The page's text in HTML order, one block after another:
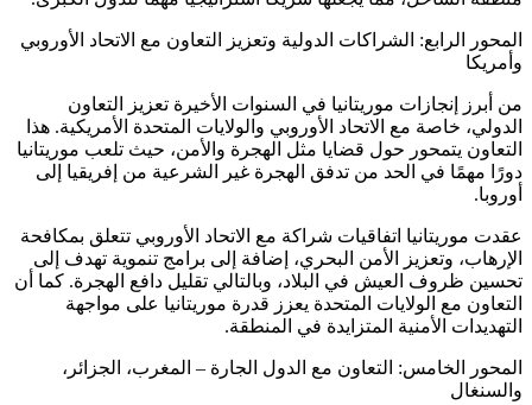
المحور الرابع: الشراكات الدولية وتعزيز التعاون مع الاتحاد الأوروبي
وأمريكا
من أبرز إنجازات موريتانيا في السنوات الأخيرة تعزيز التعاون
الدولي، خاصة مع الاتحاد الأوروبي والولايات المتحدة الأمريكية. هذا
التعاون يتمحور حول قضايا مثل الهجرة والأمن، حيث تلعب موريتانيا
دورًا مهمًا في الحد من تدفق الهجرة غير الشرعية من إفريقيا إلى
أوروبا.
عقدت موريتانيا اتفاقيات شراكة مع الاتحاد الأوروبي تتعلق بمكافحة
الإرهاب، وتعزيز الأمن البحري، إضافة إلى برامج تنموية تهدف إلى
تحسين ظروف العيش في البلاد، وبالتالي تقليل دافع الهجرة. كما أن
التعاون مع الولايات المتحدة يعزز قدرة موريتانيا على مواجهة
التهديدات الأمنية المتزايدة في المنطقة.
المحور الخامس: التعاون مع الدول الجارة – المغرب، الجزائر،
والسنغال